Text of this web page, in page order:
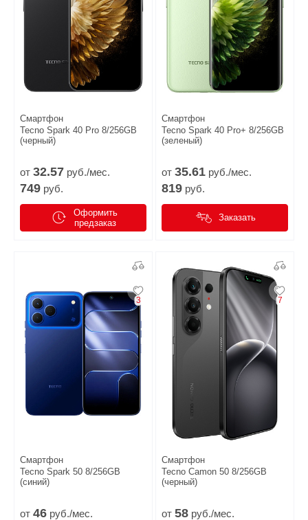
Смартфон
Tecno Spark 40 Pro 8/256GB
(черный)
от 32.57 руб./мес.
749 руб.
Оформить
предзаказ
Смартфон
Tecno Spark 40 Pro+ 8/256GB
(зеленый)
от 35.61 руб./мес.
819 руб.
Заказать
3
Смартфон
Tecno Spark 50 8/256GB
(синий)
от 46 руб./мес.
7
Смартфон
Tecno Camon 50 8/256GB
(черный)
от 58 руб./мес.